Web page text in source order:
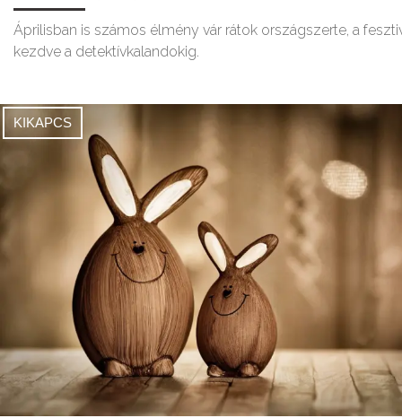
Áprilisban is számos élmény vár rátok országszerte, a
kezdve a detektívkalandokig.
KIKAPCS